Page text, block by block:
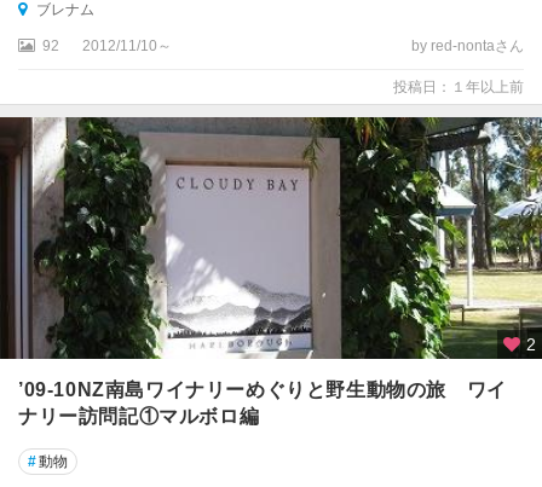
公
園
★
ロ
ズ
・
パ
ス
ブレナム
92 2012/11/10～ by red-nontaさん
投稿日：１年以上前
2
’09-10NZ南島ワイナリーめぐりと野生動物の旅 ワイ
ナリー訪問記①マルボロ編
#動物